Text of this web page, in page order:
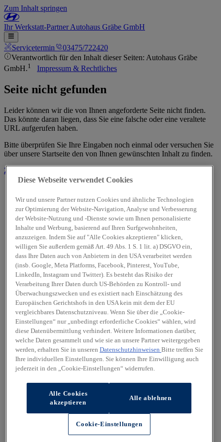
Zum Inhalt springen
IhrWerkstatt-PartnerAutohaus Gräbe GmbH
Servicetermin
03475/722420
Verantwortlich für den Inhalt dieser Seiten: Autohaus Gräbe
GmbH.1 Impressum & Rechtliches
Seite nicht gefunden
Leider können wir die von Ihnen angeforderte Seite nicht finden.
Das könnte daran liegen, dass Sie eine falsche oder eine veraltete
URL aufgerufen haben.
Bitte überprüfen Sie Ihre Eingaben noch einmal oder versuchen Sie
über unsere Startseite den von Ihnen gewünschten Inhalt zu finden.
Zur Startseite
Diese Webseite verwendet Cookies
Wir und unsere Partner nutzen Cookies und ähnliche Technologien
zur Optimierung der Website-Navigation, Analyse und Verbesserung
der Website-Nutzung und -Dienste sowie um Ihnen personalisierte
Inhalte und Werbung, basierend auf Ihren Surfgewohnheiten,
anzuzeigen. Indem Sie auf "Alle Cookies akzeptieren" klicken,
willigen Sie außerdem gemäß Art. 49 Abs. 1 S. 1 lit. a) DSGVO ein,
dass Ihre Daten auch von Anbietern in den USA verarbeitet werden
(insb. Google, Meta Platforms, Facebook, Pinterest, YouTube,
LinkedIn, Instagram und Twitter). Es besteht das Risiko der
Verarbeitung Ihrer Daten durch US-Behörden zu Kontroll- und
Überwachungszwecken und es existiert nach Einschätzung des
Europäischen Gerichtshofs in den USA kein mit dem der EU
vergleichbares Datenschutzniveau. Wenn Sie über die „Cookie-
Einstellungen“ nur „unbedingt erforderliche Cookies“ wählen, wird
diese Datenübermittlung verhindert. Weitere Informationen darüber,
welche Daten gesammelt und wie sie an unsere Partner weitergegeben
werden, erhalten Sie in unseren Datenschutzhinweisen Bitte treffen Sie
Ihre individuellen Einstellungen. Sie können Ihre Einwilligung auch
jederzeit in den „Cookie-Einstellungen“ widerrufen.
Alle Cookies
akzeptieren
Alle ablehnen
Cookie-Einstellungen